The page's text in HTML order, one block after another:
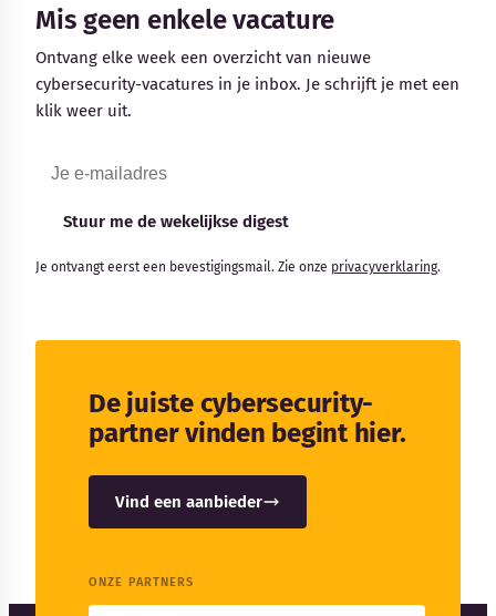
Mis geen enkele vacature
Ontvang elke week een overzicht van nieuwe
cybersecurity-vacatures in je inbox. Je schrijft je met een
klik weer uit.
Stuur me de wekelijkse digest
Je ontvangt eerst een bevestigingsmail. Zie onze privacyverklaring.
De juiste cybersecurity-
partner vinden begint hier.
Vind een aanbieder
ONZE PARTNERS